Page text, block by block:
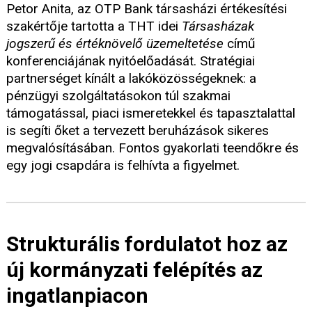
Petor Anita, az OTP Bank társasházi értékesítési
szakértője tartotta a THT idei Társasházak
jogszerű és értéknövelő üzemeltetése című
konferenciájának nyitóelőadását. Stratégiai
partnerséget kínált a lakóközösségeknek: a
pénzügyi szolgáltatásokon túl szakmai
támogatással, piaci ismeretekkel és tapasztalattal
is segíti őket a tervezett beruházások sikeres
megvalósításában. Fontos gyakorlati teendőkre és
egy jogi csapdára is felhívta a figyelmet.
Strukturális fordulatot hoz az
új kormányzati felépítés az
ingatlanpiacon